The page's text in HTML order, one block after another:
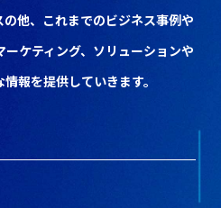
他、これまでのビジネス事例や
ケティング、ソリューションや
報を提供していきます。